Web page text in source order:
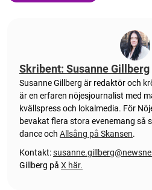
Skribent: Susanne Gillberg
Susanne Gillberg är redaktör och
är en erfaren nöjesjournalist med
kvällspress och lokalmedia. För
bevakat flera stora evenemang så
dance och Allsång på Skansen.
Kontakt:
Gillberg på X här.